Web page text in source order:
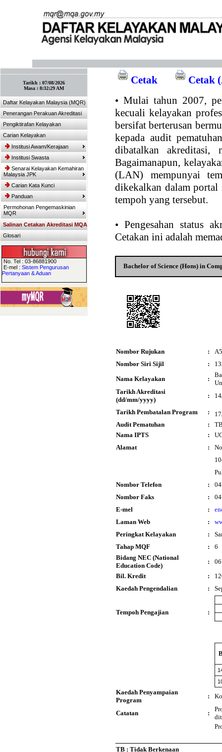
Tarikh : 07/08/2026
Masa : 8:32:29 AM
Daftar Kelayakan Malaysia (MQR)
Penerangan Perakuan Akreditasi
Pengiktirafan Kelayakan
Carian Kelayakan
Institusi Awam/Kerajaan
Institusi Swasta
Senarai Kelayakan Kemahiran
Malaysia JPK
Carian Kata Kunci
Panduan
Permohonan Pengemaskinian
MQR
Salinan Cetakan Akreditasi MQA
Glosari
No. Tel : 03-86881900
E-mel : Sistem Pengurusan
Pertanyaan & Aduan
Cetak
Cetak
• Mulai tahun 2007,
kecuali kelayakan
bersifat berterusan
kepada audit
dibatalkan akreditasi,
Bagaimanapun,
(LAN) mempunyai
dikekalkan dalam portal
tempoh yang tersebut.
• Pengesahan status
Cetakan ini adalah
Bachelor of Science (Hons) in
Nombor Rujukan :
Nombor Siri Sijil
:
Nama Kelayakan
:
Tarikh Akreditasi
(dd/mm/yyyy)
:
Tarikh Pembatalan Program :
Audit Pematuhan
:
Nama IPTS
:
Alamat
:
Nombor Telefon
:
Nombor Faks
:
E-mel
:
Laman Web
:
Peringkat Kelayakan
:
Tahap MQF
:
6
Bidang NEC (National
Education Code)
:
Bil. Kredit
:
Kaedah Pengendalian
:
Tempoh Pengajian :
Kaedah Penyampaian
Program
:
Catatan :
TB : Tidak Berkenaan